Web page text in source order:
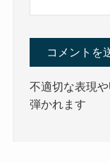
不適切な表現
弾かれます